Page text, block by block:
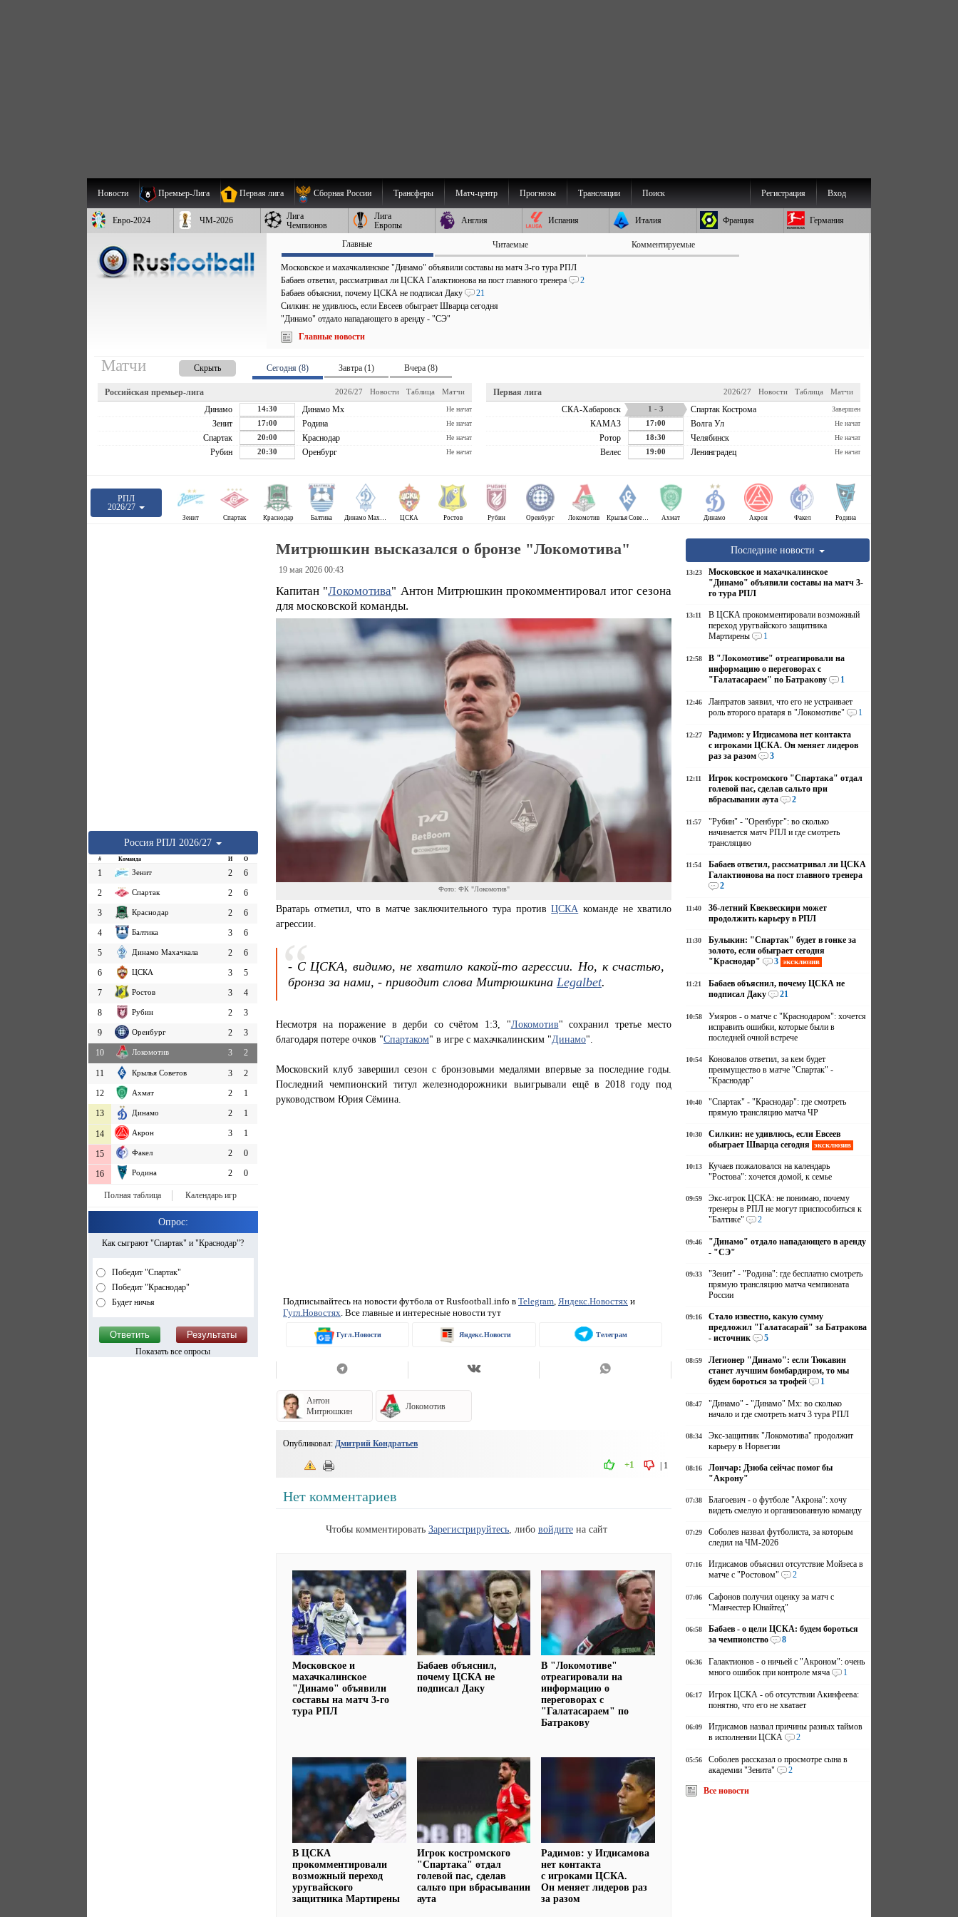
Новости Премьер-Лига Первая лига Сборная России Трансферы Матч-центр Прогнозы Трансляции Поиск Вход
Регистрация
Евро-2024 ЧМ-2026
Лига
Чемпионов
Лига
Европы
Англия Испания Италия Франция Германия
Главные Читаемые Комментируемые
Московское и махачкалинское "Динамо" объявили составы на матч 3-го тура РПЛ
Бабаев ответил, рассматривал ли ЦСКА Галактионова на пост главного тренера
2
Бабаев объяснил, почему ЦСКА не подписал Даку
21
Силкин: не удивлюсь, если Евсеев обыграет Шварца сегодня
"Динамо" отдало нападающего в аренду - "СЭ"
Главные новости
Матчи Скрыть Сегодня (8) Завтра (1) Вчера (8)
Российская премьер-лига Матчи
Таблица
Новости
2026/27
Динамо 14:30 Динамо Мх Не начат
Зенит 17:00 Родина Не начат
Спартак 20:00 Краснодар Не начат
Рубин 20:30 Оренбург Не начат
Первая лига Матчи
Таблица
Новости
2026/27
СКА-Хабаровск 1 - 3 Спартак Кострома Завершен
КАМАЗ 17:00 Волга Ул Не начат
Ротор 18:30 Челябинск Не начат
Велес 19:00 Ленинградец Не начат
РПЛ
2026/27
Зенит Спартак Краснодар Балтика Динамо Махачкала ЦСКА Ростов Рубин Оренбург Локомотив Крылья Советов Ахмат Динамо Акрон Факел Родина
Россия РПЛ 2026/27
# Команда И О
1 Зенит 2
6
2
Спартак 2
6
3
Краснодар 2
6
4
Балтика 3
6
5
Динамо Махачкала 2
6
6
ЦСКА 3
5
7
Ростов 3
4
8
Рубин 2
3
9
Оренбург 2
3
10
Локомотив 3 2
11 Крылья Советов 3
2
12
Ахмат 2
1
13
Динамо 2 1
14 Акрон 3 1
15 Факел 2 0
16 Родина 2 0
Полная таблица Календарь игр
Опрос:
Как сыграют "Спартак" и "Краснодар"?
Победит "Спартак"
Победит "Краснодар"
Будет ничья
Показать все опросы
Митрюшкин высказался о бронзе "Локомотива"
19 мая 2026 00:43
Капитан "Локомотива" Антон Митрюшкин прокомментировал итог сезона
для московской команды.
Фото: ФК "Локомотив"
Вратарь отметил, что в матче заключительного тура противЦСКА команде не хватило
агрессии.
- С ЦСКА, видимо, не хватило какой-то агрессии. Но, к счастью,
бронза за нами, - приводит слова Митрюшкина Legalbet.
Несмотря на поражение в дерби со счётом 1:3, "Локомотив" сохранил третье место
благодаря потере очков "Спартаком" в игре с махачкалинским "Динамо".
Московский клуб завершил сезон с бронзовыми медалями впервые за последние годы.
Последний чемпионский титул железнодорожники выигрывали ещё в 2018 году под
руководством Юрия Сёмина.
Подписывайтесь на новости футбола от Rusfootball.info в Telegram, Яндекс.Новостяхи
Гугл.Новостях. Все главные и интересные новости тут
Гугл.Новости Яндекс.Новости Телеграм
Антон
Митрюшкин
Локомотив
Опубликовал: Дмитрий Кондратьев
1
+1
Нет комментариев
Чтобы комментировать Зарегистрируйтесь, либо войдитена сайт
Московское и
махачкалинское
"Динамо" объявили
составы на матч 3-го
тура РПЛ
Бабаев объяснил,
почему ЦСКА не
подписал Даку
В "Локомотиве"
отреагировали на
информацию о
переговорах с
"Галатасараем" по
Батракову
В ЦСКА
прокомментировали
возможный переход
уругвайского
защитника Мартирены
Игрок костромского
"Спартака" отдал
голевой пас, сделав
сальто при вбрасывании
аута
Радимов: у Игдисамова
нет контакта
с игроками ЦСКА.
Он меняет лидеров раз
за разом
Последние новости
13:23
Московское и махачкалинское
"Динамо" объявили составы на матч 3-
го тура РПЛ
13:11
В ЦСКА прокомментировали возможный
переход уругвайского защитника
Мартирены
1
12:58
В "Локомотиве" отреагировали на
информацию о переговорах с
"Галатасараем" по Батракову
1
12:46
Лантратов заявил, что его не устраивает
роль второго вратаря в "Локомотиве"
1
12:27
Радимов: у Игдисамова нет контакта
с игроками ЦСКА. Он меняет лидеров
раз за разом
3
12:11
Игрок костромского "Спартака" отдал
голевой пас, сделав сальто при
вбрасывании аута
2
11:57
"Рубин" - "Оренбург": во сколько
начинается матч РПЛ и где смотреть
трансляцию
11:54
Бабаев ответил, рассматривал ли ЦСКА
Галактионова на пост главного тренера
2
11:40
36-летний Квеквескири может
продолжить карьеру в РПЛ
11:30
Булыкин: "Спартак" будет в гонке за
золото, если обыграет сегодня
"Краснодар"
3 эксклюзив
11:21
Бабаев объяснил, почему ЦСКА не
подписал Даку
21
10:58
Умяров - о матче с "Краснодаром": хочется
исправить ошибки, которые были в
последней очной встрече
10:54
Коновалов ответил, за кем будет
преимущество в матче "Спартак" -
"Краснодар"
10:40
"Спартак" - "Краснодар": где смотреть
прямую трансляцию матча ЧР
10:30
Силкин: не удивлюсь, если Евсеев
обыграет Шварца сегодня
эксклюзив
10:13
Кучаев пожаловался на календарь
"Ростова": хочется домой, к семье
09:59
Экс-игрок ЦСКА: не понимаю, почему
тренеры в РПЛ не могут приспособиться к
"Балтике"
2
09:46
"Динамо" отдало нападающего в аренду
- "СЭ"
09:33
"Зенит" - "Родина": где бесплатно смотреть
прямую трансляцию матча чемпионата
России
09:16
Стало известно, какую сумму
предложил "Галатасарай" за Батракова
- источник
5
08:59
Легионер "Динамо": если Тюкавин
станет лучшим бомбардиром, то мы
будем бороться за трофей
1
08:47
"Динамо" - "Динамо" Мх: во сколько
начало и где смотреть матч 3 тура РПЛ
08:34
Экс-защитник "Локомотива" продолжит
карьеру в Норвегии
08:16
Лончар: Дзюба сейчас помог бы
"Акрону"
07:38
Благоевич - о футболе "Акрона": хочу
видеть смелую и организованную команду
07:29
Соболев назвал футболиста, за которым
следил на ЧМ-2026
07:16
Игдисамов объяснил отсутствие Мойзеса в
матче с "Ростовом"
2
07:06
Сафонов получил оценку за матч с
"Манчестер Юнайтед"
06:58
Бабаев - о цели ЦСКА: будем бороться
за чемпионство
8
06:36
Галактионов - о ничьей с "Акроном": очень
много ошибок при контроле мяча
1
06:17
Игрок ЦСКА - об отсутствии Акинфеева:
понятно, что его не хватает
06:09
Игдисамов назвал причины разных таймов
в исполнении ЦСКА
2
05:56
Соболев рассказал о просмотре сына в
академии "Зенита"
2
Все новости